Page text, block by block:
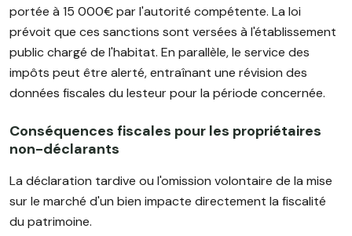
portée à 15 000€ par l'autorité compétente. La loi
prévoit que ces sanctions sont versées à l'établissement
public chargé de l'habitat. En parallèle, le service des
impôts peut être alerté, entraînant une révision des
données fiscales du lesteur pour la période concernée.
Conséquences fiscales pour les propriétaires
non-déclarants
La déclaration tardive ou l'omission volontaire de la mise
sur le marché d'un bien impacte directement la fiscalité
du patrimoine.